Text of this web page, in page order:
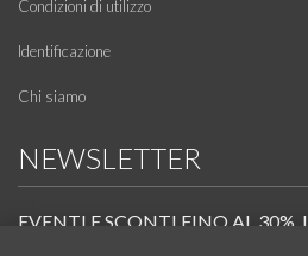
Condizioni di utilizzo
Identificazione
Chi siamo
NEWSLETTER
EVENTI E SCONTI FINO AL 30%.